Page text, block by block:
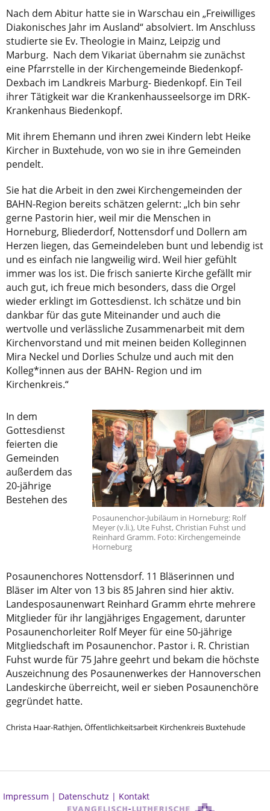
Nach dem Abitur hatte sie in Warschau ein „Freiwilliges
Diakonisches Jahr im Ausland“ absolviert. Im Anschluss
studierte sie Ev. Theologie in Mainz, Leipzig und
Marburg. Nach dem Vikariat übernahm sie zunächst
eine Pfarrstelle in der Kirchengemeinde Biedenkopf-
Dexbach im Landkreis Marburg- Biedenkopf. Ein Teil
ihrer Tätigkeit war die Krankenhausseelsorge im DRK-
Krankenhaus Biedenkopf.
Mit ihrem Ehemann und ihren zwei Kindern lebt Heike
Kircher in Buxtehude, von wo sie in ihre Gemeinden
pendelt.
Sie hat die Arbeit in den zwei Kirchengemeinden der
BAHN-Region bereits schätzen gelernt: „Ich bin sehr
gerne Pastorin hier, weil mir die Menschen in
Horneburg, Bliederdorf, Nottensdorf und Dollern am
Herzen liegen, das Gemeindeleben bunt und lebendig ist
und es einfach nie langweilig wird. Weil hier gefühlt
immer was los ist. Die frisch sanierte Kirche gefällt mir
auch gut, ich freue mich besonders, dass die Orgel
wieder erklingt im Gottesdienst. Ich schätze und bin
dankbar für das gute Miteinander und auch die
wertvolle und verlässliche Zusammenarbeit mit dem
Kirchenvorstand und mit meinen beiden Kolleginnen
Mira Neckel und Dorlies Schulze und auch mit den
Kolleg*innen aus der BAHN- Region und im
Kirchenkreis.“
Posaunenchor-Jubiläum in Horneburg: Rolf
Meyer (v.li.), Ute Fuhst, Christian Fuhst und
Reinhard Gramm. Foto: Kirchengemeinde
Horneburg
In dem
Gottesdienst
feierten die
Gemeinden
außerdem das
20-jährige
Bestehen des
Posaunenchores Nottensdorf. 11 Bläserinnen und
Bläser im Alter von 13 bis 85 Jahren sind hier aktiv.
Landesposaunenwart Reinhard Gramm ehrte mehrere
Mitglieder für ihr langjähriges Engagement, darunter
Posaunenchorleiter Rolf Meyer für eine 50-jährige
Mitgliedschaft im Posaunenchor. Pastor i. R. Christian
Fuhst wurde für 75 Jahre geehrt und bekam die höchste
Auszeichnung des Posaunenwerkes der Hannoverschen
Landeskirche überreicht, weil er sieben Posaunenchöre
gegründet hatte.
Christa Haar-Rathjen, Öffentlichkeitsarbeit Kirchenkreis Buxtehude
Impressum | Datenschutz | Kontakt